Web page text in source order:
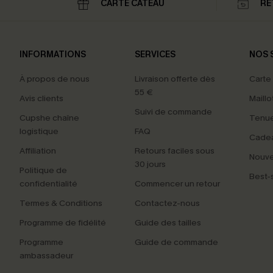
CARTE CATEAU
INFORMATIONS
À propos de nous
Avis clients
Cupshe chaîne
logistique
Affiliation
Politique de
confidentialité
Termes & Conditions
Programme de fidélité
Programme
ambassadeur
SERVICES
Livraison offerte dès
55 €
Suivi de commande
FAQ
Retours faciles sous
30 jours
Commencer un retour
Contactez-nous
Guide des tailles
Guide de commande
NOS
Best-